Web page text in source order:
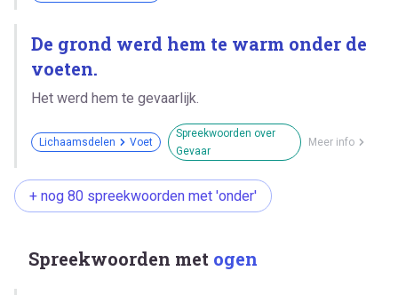
De grond werd hem te warm onder de
voeten.
Het werd hem te gevaarlijk.
Lichaamsdelen Voet
Spreekwoorden over
Gevaar
Meer info
+ nog 80 spreekwoorden met 'onder'
Spreekwoorden met ogen